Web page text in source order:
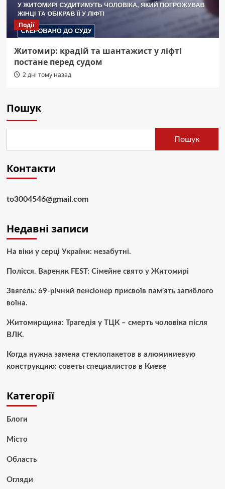
Події
Житомир: крадій та шантажист у ліфті
постане перед судом
2 дні тому назад
Пошук
Пошук
Контакти
to3004546@gmail.com
Недавні записи
На віки у серці України: незабутні.
Полісся. Вареник FEST: Сімейне свято у Житомирі
Звягель: 69-річний пенсіонер присвоїв пам’ять загиблого
воїна.
Житомирщина: Трагедія у ТЦК – смерть чоловіка після
ВЛК.
Когда нужна замена стеклопакетов в алюминиевую
конструкцию: советы специалистов в Киеве
Категорії
Блоги
Місто
Область
Огляди